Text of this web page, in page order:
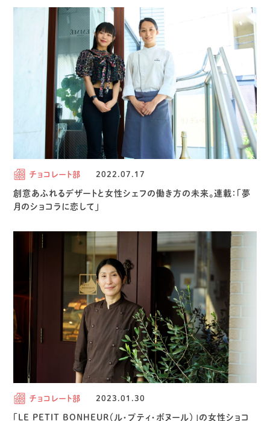
チョコレート部 2022.07.17
創意あふれるデザートと女性シェフの働き方の未来。連載：「夢
月のショコラに恋して」
チョコレート部 2023.01.30
「LE PETIT BONHEUR（ル・プティ・ボヌール）」の女性ショコ